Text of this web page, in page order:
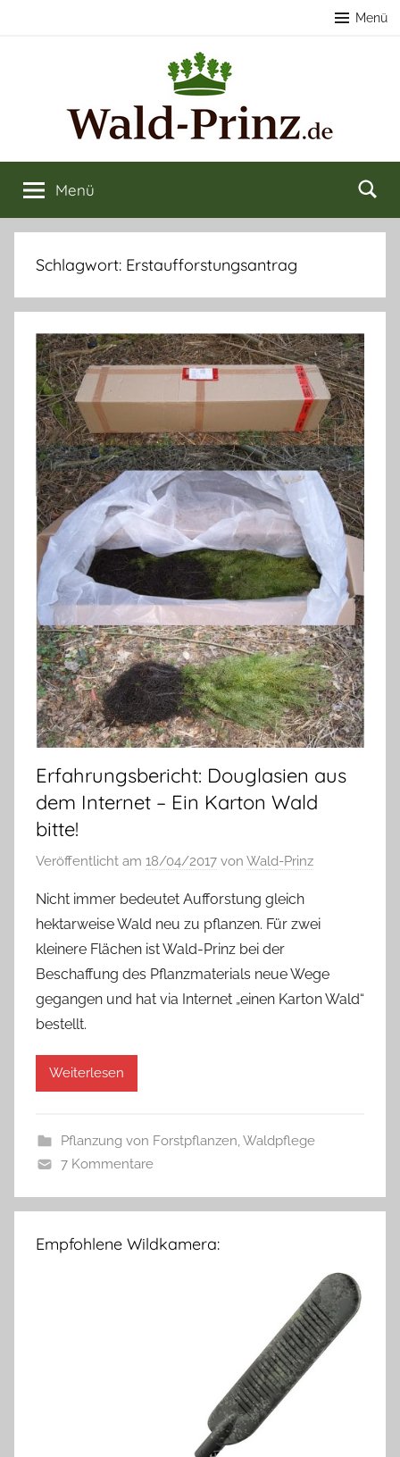
Menü
Nachhaltige
Forstwirtschaft
Naturerlebnisse
Wald
kaufen
verkaufen
Menü
Schlagwort: Erstaufforstungsantrag
Erfahrungsbericht: Douglasien aus
dem Internet – Ein Karton Wald
bitte!
Veröffentlicht am 18/04/2017 von Wald-Prinz
Nicht immer bedeutet Aufforstung gleich
hektarweise Wald neu zu pflanzen. Für zwei
kleinere Flächen ist Wald-Prinz bei der
Beschaffung des Pflanzmaterials neue Wege
gegangen und hat via Internet „einen Karton Wald“
bestellt.
Weiterlesen
Pflanzung von Forstpflanzen,Waldpflege
7 Kommentare
Empfohlene Wildkamera: